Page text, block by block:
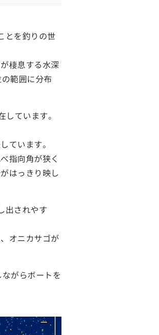
とを釣りの世
棲息する水深
範囲に分布
ています。
ています。
指向角が狭く
はっきり映し
出されやす
オニカサゴが
がらボートを